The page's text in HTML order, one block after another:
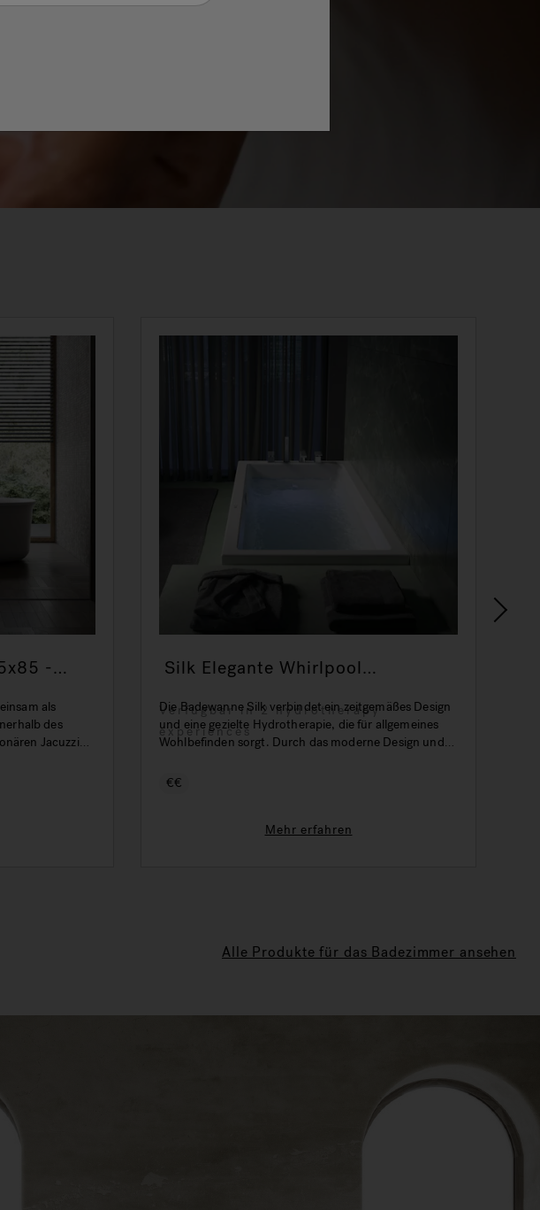
-
als
des
Jacuzzi®
Silk Elegante Whirlpool
Verfügbar in 2 hydrotherapy
experiences
Die Badewanne Silk verbindet ein zeitgemäßes Design
und eine gezielte Hydrotherapie, die für allgemeines
Wohlbefinden sorgt. Durch das moderne Design und
jedes Ambiente.
€€
Mehr erfahren
Alle Produkte für das Badezimmer ansehen